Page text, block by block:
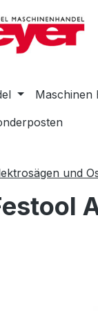
Maschinen
und